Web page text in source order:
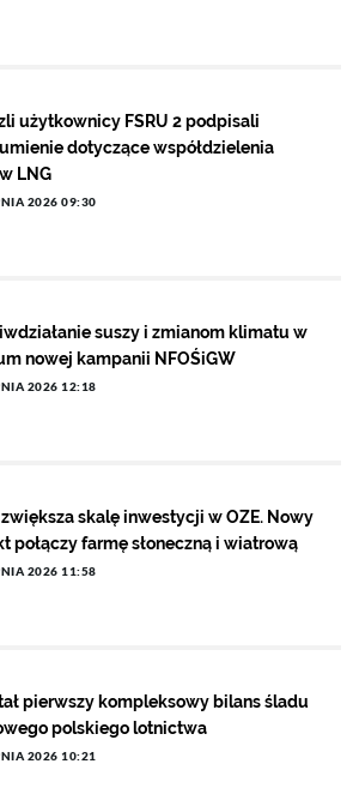
użytkownicy FSRU 2 podpisali
dotyczące współdzielenia
LNG
2026 09:30
suszy i zmianom klimatu w
nowej kampanii NFOŚiGW
2026 12:18
skalę inwestycji w OZE. Nowy
połączy farmę słoneczną i wiatrową
2026 11:58
pierwszy kompleksowy bilans śladu
polskiego lotnictwa
2026 10:21